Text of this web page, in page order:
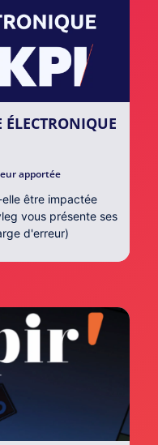
ÉLECTRONIQUE
apportée
être impactée
vous présente ses
d'erreur)